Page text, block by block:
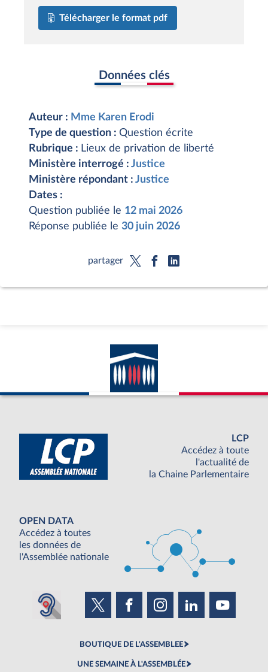
Télécharger le format pdf
Données clés
Auteur : Mme Karen Erodi
Type de question : Question écrite
Rubrique : Lieux de privation de liberté
Ministère interrogé : Justice
Ministère répondant : Justice
Dates :
Question publiée le 12 mai 2026
Réponse publiée le 30 juin 2026
partager
LCP
Accédez à toute
l'actualité de
la Chaine Parlementaire
OPEN DATA
Accédez à toutes
les données de
l'Assemblée nationale
BOUTIQUE DE L'ASSEMBLEE
UNE SEMAINE À L'ASSEMBLÉE